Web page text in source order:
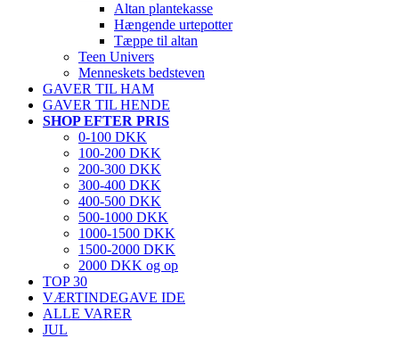
Altan plantekasse
Hængende urtepotter
Tæppe til altan
Teen Univers
Menneskets bedsteven
GAVER TIL HAM
GAVER TIL HENDE
SHOP EFTER PRIS
0-100 DKK
100-200 DKK
200-300 DKK
300-400 DKK
400-500 DKK
500-1000 DKK
1000-1500 DKK
1500-2000 DKK
2000 DKK og op
TOP 30
VÆRTINDEGAVE IDE
ALLE VARER
JUL